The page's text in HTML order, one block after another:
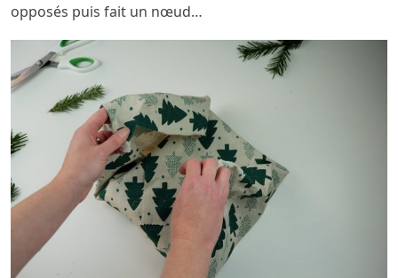
opposés puis fait un nœud…